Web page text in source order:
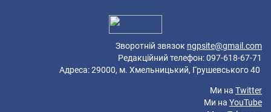
Зворотній звязок ngpsite@gmail.com
Редакційний телефон: 097-618-67-71
Адреса: 29000, м. Хмельницький, Грушевського 40
Ми на Twitter
Ми на YouTube